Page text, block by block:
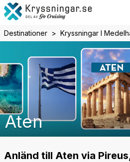
Destinationer Kryssningar I
Aten
Anländ till Aten via